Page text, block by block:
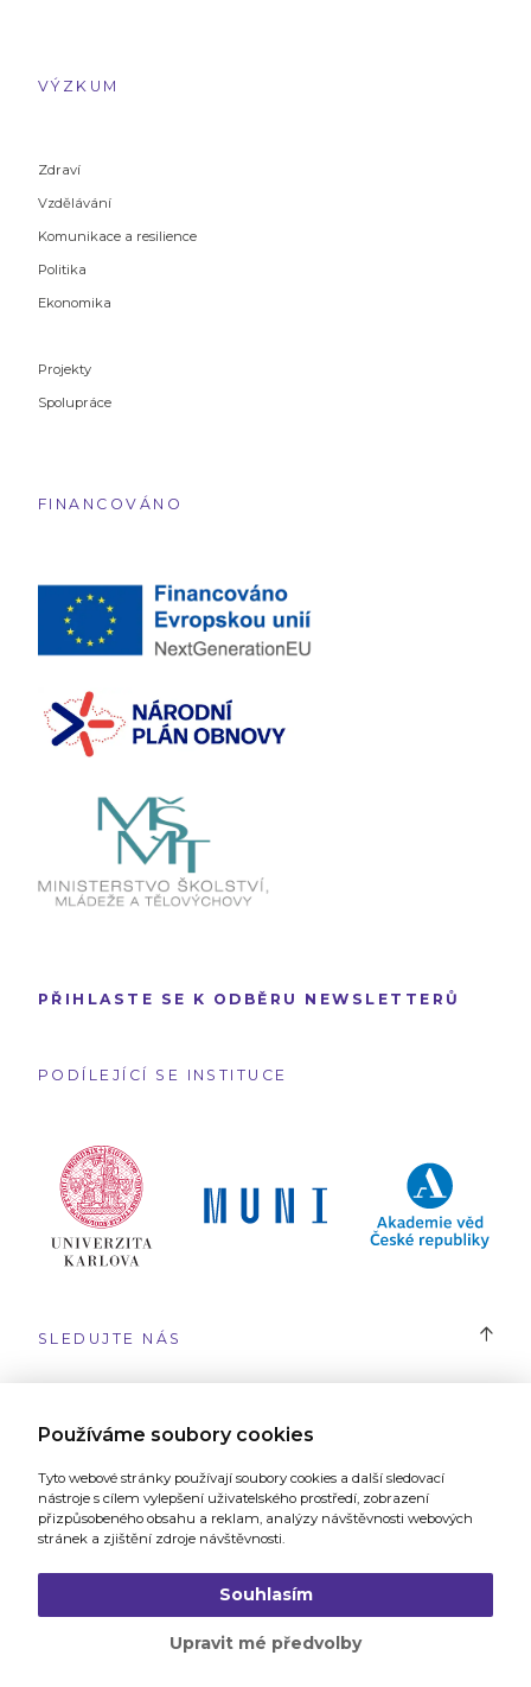
Používáme soubory cookies
Tyto webové stránky používají soubory cookies a další sledovací
nástroje s cílem vylepšení uživatelského prostředí, zobrazení
přizpůsobeného obsahu a reklam, analýzy návštěvnosti webových
stránek a zjištění zdroje návštěvnosti.
Souhlasím
Upravit mé předvolby
VÝZKUM
Zdraví
Vzdělávání
Komunikace a resilience
Politika
Ekonomika
Projekty
Spolupráce
FINANCOVÁNO
PŘIHLASTE SE K ODBĚRU NEWSLETTERŮ
SLEDUJTE NÁS
#SYRI
PODÍLEJÍCÍ SE INSTITUCE